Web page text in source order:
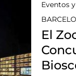
Eventos
El